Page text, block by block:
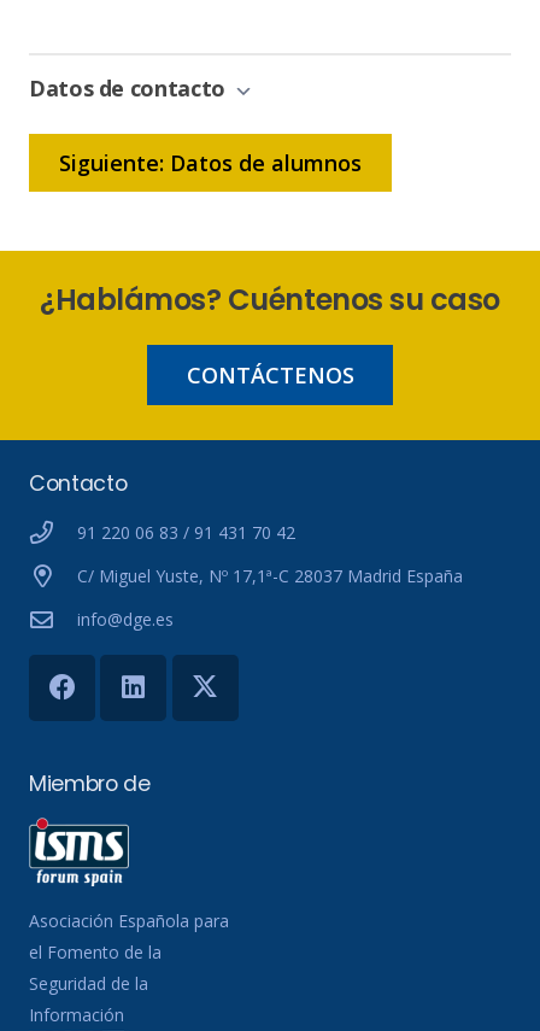
Bonificación
Datos de contacto
Siguiente: Datos de alumnos
¿Hablámos? Cuéntenos su caso
CONTÁCTENOS
Contacto
91 220 06 83 / 91 431 70 42
C/ Miguel Yuste, Nº 17,1ª-C 28037 Madrid España
info@dge.es
Miembro de
Asociación Española para
el Fomento de la
Seguridad de la
Información